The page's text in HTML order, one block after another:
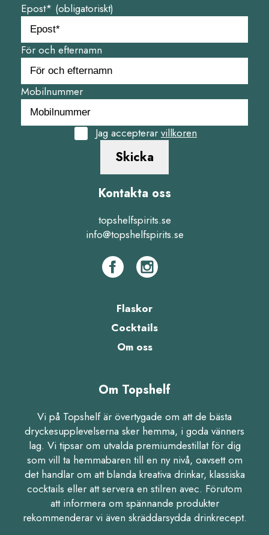
Epost* (obligatoriskt)
För och efternamn
Mobilnummer
Jag accepterar villkoren
Skicka
Kontakta oss
topshelfspirits.se
info@topshelfspirits.se
Flaskor
Cocktails
Om oss
Om Topshelf
Vi på Topshelf är övertygade om att de bästa
dryckesupplevelserna sker hemma, i goda vänners
lag. Vi tipsar om utvalda premiumdestillat för dig
som vill ta hemmabaren till en ny nivå, oavsett om
det handlar om att blanda kreativa drinkar, klassiska
cocktails eller att servera en stilren avec. Förutom
att informera om spännande produkter
rekommenderar vi även skräddarsydda drinkrecept.